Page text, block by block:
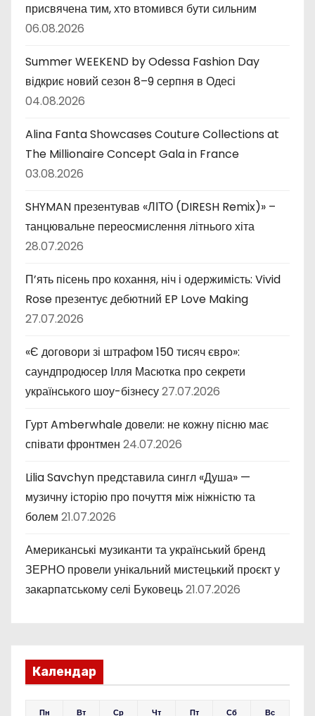
присвячена тим, хто втомився бути сильним
06.08.2026
Summer WEEKEND by Odessa Fashion Day
відкриє новий сезон 8–9 серпня в Одесі
04.08.2026
Alina Fanta Showcases Couture Collections at
The Millionaire Concept Gala in France
03.08.2026
SHYMAN презентував «ЛІТО (DIRESH Remix)» –
танцювальне переосмислення літнього хіта
28.07.2026
П’ять пісень про кохання, ніч і одержимість: Vivid
Rose презентує дебютний EP Love Making
27.07.2026
«Є договори зі штрафом 150 тисяч євро»:
саундпродюсер Ілля Масютка про секрети
українського шоу-бізнесу27.07.2026
Гурт Amberwhale довели: не кожну пісню має
співати фронтмен 24.07.2026
Lilia Savchyn представила сингл «Душа» —
музичну історію про почуття між ніжністю та
болем 21.07.2026
Американські музиканти та український бренд
ЗЕРНО провели унікальний мистецький проєкт у
закарпатському селі Буковець21.07.2026
Календар
Пн Вт Ср Чт Пт Сб Вс